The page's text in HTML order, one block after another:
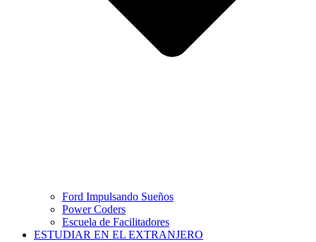
Ford Impulsando Sueños
Power Coders
Escuela de Facilitadores
ESTUDIAR EN EL EXTRANJERO